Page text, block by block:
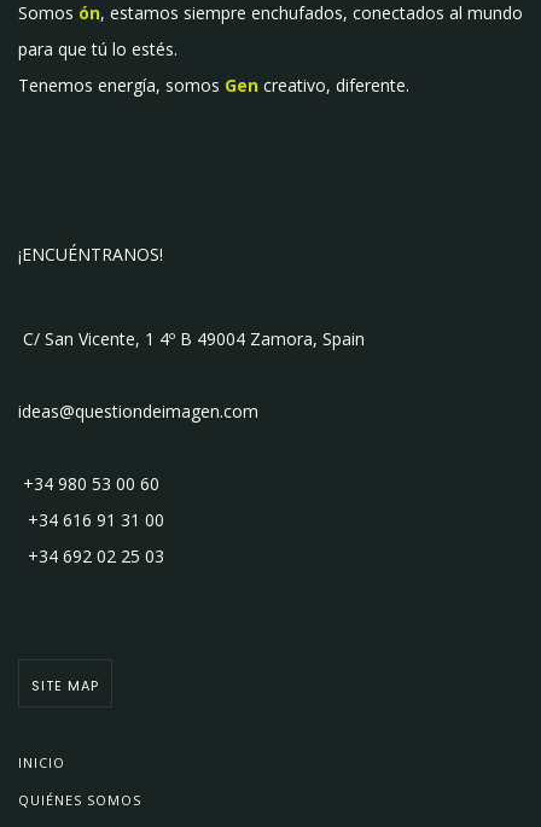
Somos ón, estamos siempre enchufados, conectados al mundo
para que tú lo estés.
Tenemos energía, somos Gen creativo, diferente.
¡ENCUÉNTRANOS!
C/ San Vicente, 1 4º B 49004 Zamora, Spain
ideas@questiondeimagen.com
+34 980 53 00 60
+34 616 91 31 00
+34 692 02 25 03
SITE MAP
INICIO
QUIÉNES SOMOS